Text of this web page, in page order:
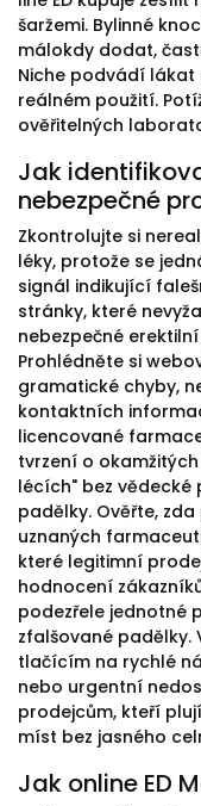
šaržemi. Bylinné
málokdy dodat,
Niche podvádí lákat
reálném použití.
ověřitelných
Jak
nebezpečné
Zkontrolujte si
léky, protože se
signál indikující
stránky, které
nebezpečné
Prohlédněte si
gramatické chyby,
kontaktních
licencované
tvrzení o
lécích" bez
padělky. Ověřte,
uznaných
které legitimní
hodnocení
podezřele jednotné
zfalšované padělky.
tlačícím na rychlé
nebo urgentní
prodejcům, kteří
míst bez jasného
Jak online ED